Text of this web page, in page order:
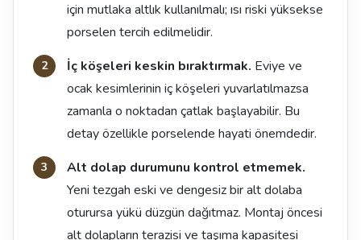
için mutlaka altlık kullanılmalı; ısı riski yüksekse
porselen tercih edilmelidir.
İç köşeleri keskin bıraktırmak. Eviye ve
ocak kesimlerinin iç köşeleri yuvarlatılmazsa
zamanla o noktadan çatlak başlayabilir. Bu
detay özellikle porselende hayati önemdedir.
Alt dolap durumunu kontrol etmemek.
Yeni tezgah eski ve dengesiz bir alt dolaba
oturursa yükü düzgün dağıtmaz. Montaj öncesi
alt dolapların terazisi ve taşıma kapasitesi